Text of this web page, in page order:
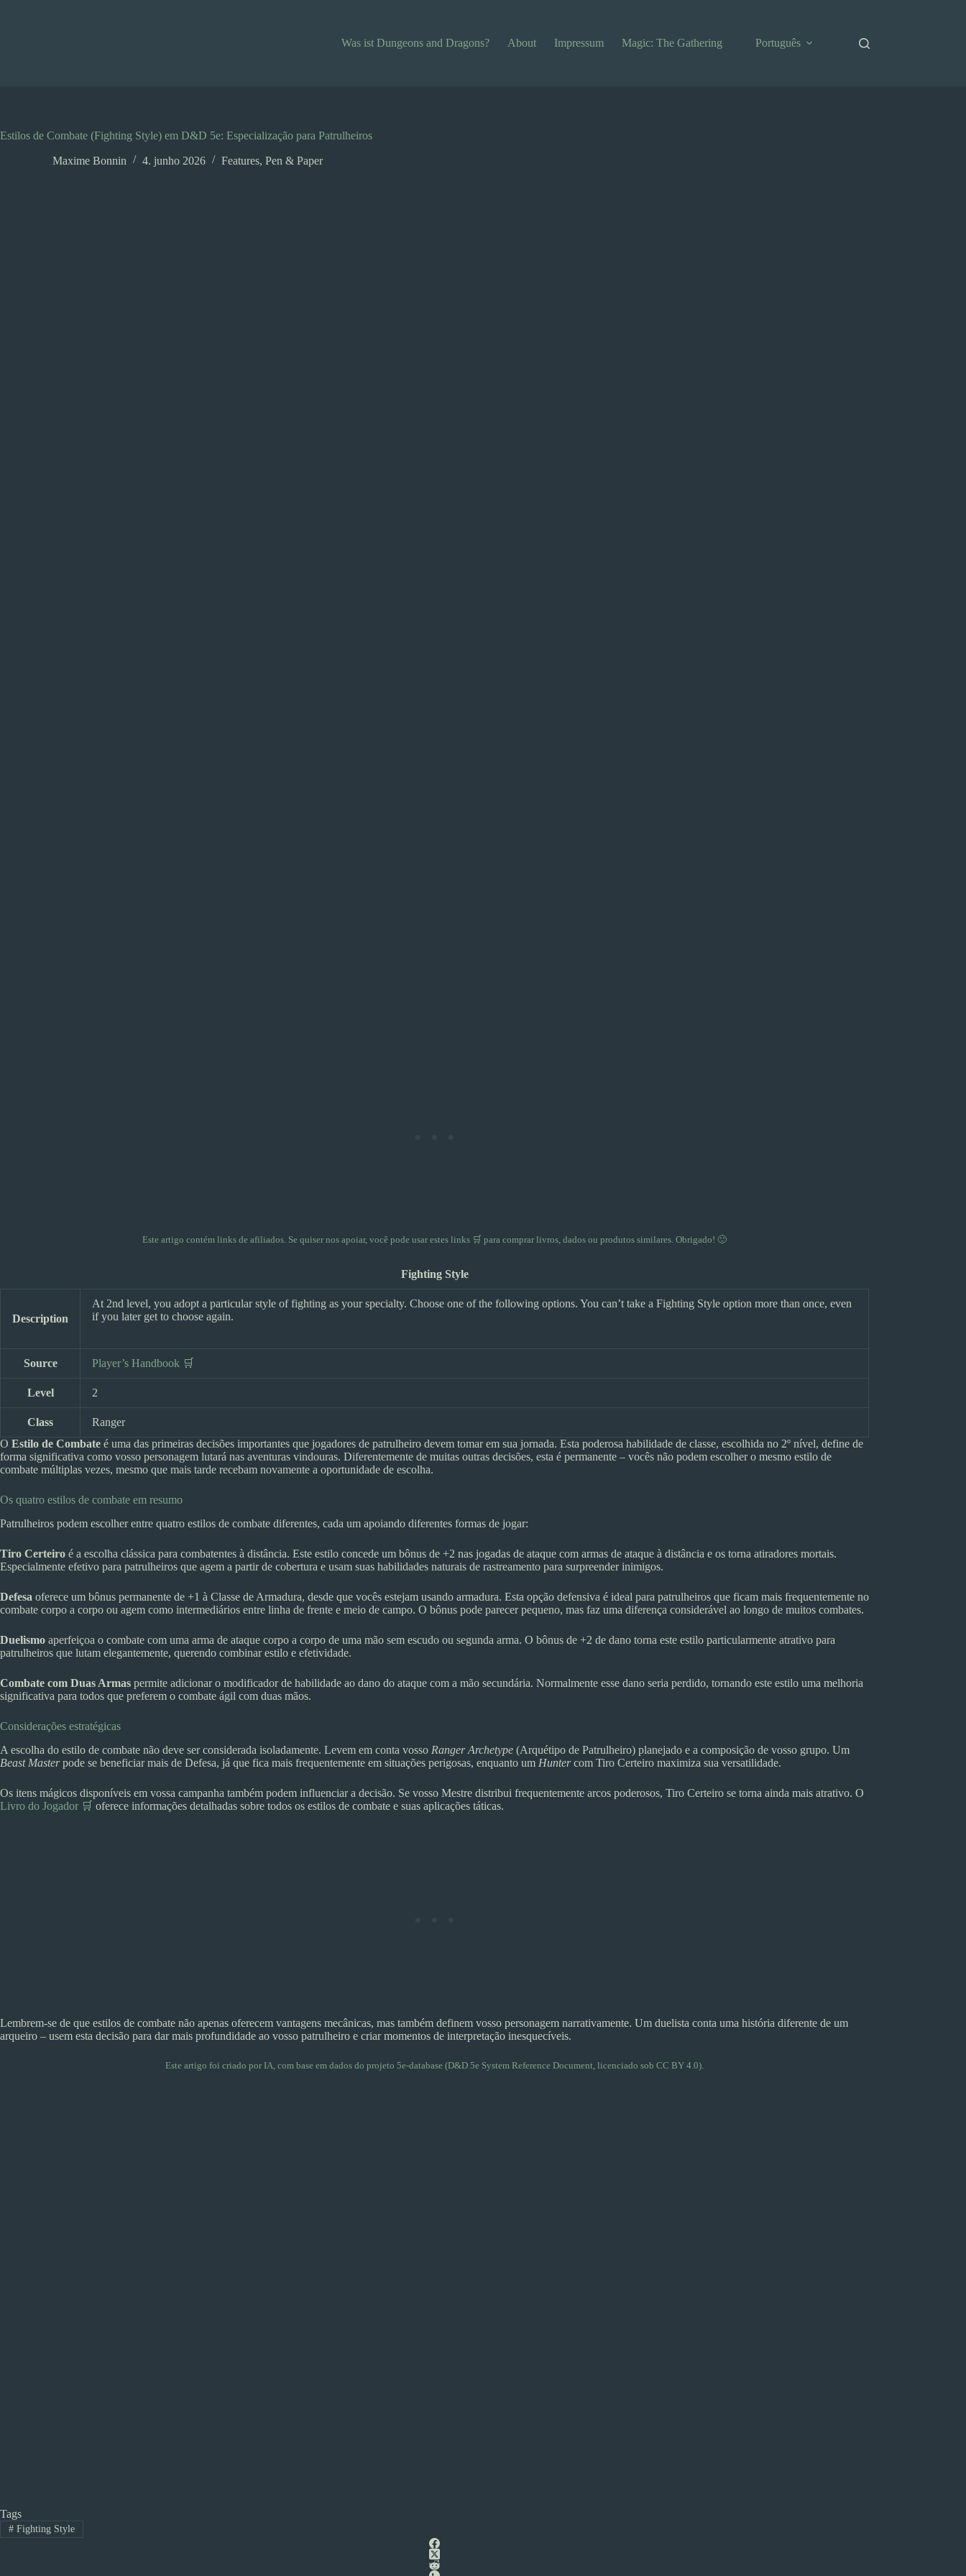
Was ist Dungeons and Dragons? About Impressum Magic: The Gathering Português
Estilos de Combate (Fighting Style) em D&D 5e: Especialização para Patrulheiros
Maxime Bonnin 4. junho 2026 Features, Pen & Paper
Este artigo contém links de afiliados. Se quiser nos apoiar, você pode usarestes links 🛒 para comprar livros, dados ou produtos similares. Obrigado! 🙂
Fighting Style
Description
At 2nd level, you adopt a particular style of fighting as your specialty. Choose one of the following options. You can’t take a Fighting Style option more than once, even
if you later get to choose again.
Source Player’s Handbook 🛒
Level 2
Class
Ranger
O Estilo de Combate é uma das primeiras decisões importantes que jogadores de patrulheiro devem tomar em sua jornada. Esta poderosa habilidade de classe, escolhida no 2º nível, define de
forma significativa como vosso personagem lutará nas aventuras vindouras. Diferentemente de muitas outras decisões, esta é permanente – vocês não podem escolher o mesmo estilo de
combate múltiplas vezes, mesmo que mais tarde recebam novamente a oportunidade de escolha.
Os quatro estilos de combate em resumo
Patrulheiros podem escolher entre quatro estilos de combate diferentes, cada um apoiando diferentes formas de jogar:
Tiro Certeiro é a escolha clássica para combatentes à distância. Este estilo concede um bônus de +2 nas jogadas de ataque com armas de ataque à distância e os torna atiradores mortais.
Especialmente efetivo para patrulheiros que agem a partir de cobertura e usam suas habilidades naturais de rastreamento para surpreender inimigos.
Defesa oferece um bônus permanente de +1 à Classe de Armadura, desde que vocês estejam usando armadura. Esta opção defensiva é ideal para patrulheiros que ficam mais frequentemente no
combate corpo a corpo ou agem como intermediários entre linha de frente e meio de campo. O bônus pode parecer pequeno, mas faz uma diferença considerável ao longo de muitos combates.
Duelismo aperfeiçoa o combate com uma arma de ataque corpo a corpo de uma mão sem escudo ou segunda arma. O bônus de +2 de dano torna este estilo particularmente atrativo para
patrulheiros que lutam elegantemente, querendo combinar estilo e efetividade.
Combate com Duas Armas permite adicionar o modificador de habilidade ao dano do ataque com a mão secundária. Normalmente esse dano seria perdido, tornando este estilo uma melhoria
significativa para todos que preferem o combate ágil com duas mãos.
Considerações estratégicas
A escolha do estilo de combate não deve ser considerada isoladamente. Levem em conta vosso Ranger Archetype (Arquétipo de Patrulheiro) planejado e a composição de vosso grupo. Um
Beast Masterpode se beneficiar mais de Defesa, já que fica mais frequentemente em situações perigosas, enquanto um Huntercom Tiro Certeiro maximiza sua versatilidade.
Os itens mágicos disponíveis em vossa campanha também podem influenciar a decisão. Se vosso Mestre distribui frequentemente arcos poderosos, Tiro Certeiro se torna ainda mais atrativo. O
Livro do Jogador 🛒 oferece informações detalhadas sobre todos os estilos de combate e suas aplicações táticas.
Lembrem-se de que estilos de combate não apenas oferecem vantagens mecânicas, mas também definem vosso personagem narrativamente. Um duelista conta uma história diferente de um
arqueiro – usem esta decisão para dar mais profundidade ao vosso patrulheiro e criar momentos de interpretação inesquecíveis.
Este artigo foi criado por IA, com base em dados do projeto5e-database (D&D 5e System Reference Document, licenciado sob CC BY 4.0).
Tags
#Fighting Style